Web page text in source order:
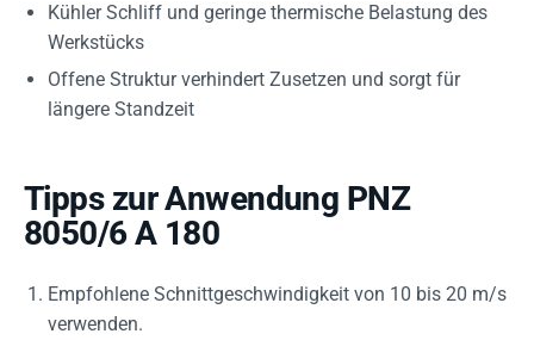
Kühler Schliff und geringe thermische Belastung des
Werkstücks
Offene Struktur verhindert Zusetzen und sorgt für
längere Standzeit
Tipps zur Anwendung PNZ
8050/6 A 180
Empfohlene Schnittgeschwindigkeit von 10 bis 20 m/s
verwenden.